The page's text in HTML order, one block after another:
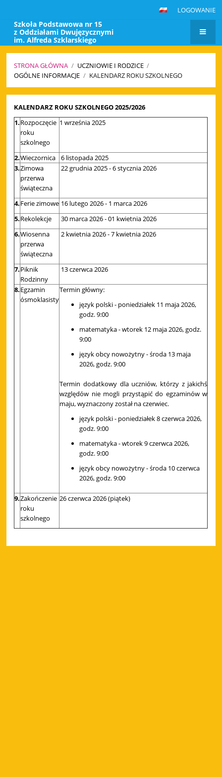
LOGOWANIE
Szkoła Podstawowa nr 15
z Oddziałami Dwujęzycznymi
im. Alfreda Szklarskiego
w Mysłowicach
STRONA GŁÓWNA / UCZNIOWIE I RODZICE /
OGÓLNE INFORMACJE / KALENDARZ ROKU SZKOLNEGO
roku
szkolnego
KALENDARZ ROKU SZKOLNEGO 2025/2026
1.Rozpoczęcie
roku
szkolnego
1 września 2025
2.Wieczornica
6 listopada 2025
3.Zimowa
przerwa
świąteczna
22 grudnia 2025 - 6 stycznia 2026
4.Ferie zimowe 16 lutego 2026 - 1 marca 2026
5.Rekolekcje
30 marca 2026 - 01 kwietnia 2026
6.Wiosenna
przerwa
świąteczna
2 kwietnia 2026 - 7 kwietnia 2026
7.Piknik
Rodzinny
13 czerwca 2026
8.Egzamin
ósmoklasisty
Termin główny:
język polski - poniedziałek 11 maja 2026,
godz. 9:00
matematyka - wtorek 12 maja 2026, godz.
9:00
język obcy nowożytny - środa 13 maja
2026, godz. 9:00
Termin dodatkowy dla uczniów, którzy z jakichś
względów nie mogli przystąpić do egzaminów w
maju, wyznaczony został na czerwiec.
język polski - poniedziałek 8 czerwca 2026,
godz. 9:00
matematyka - wtorek 9 czerwca 2026,
godz. 9:00
język obcy nowożytny - środa 10 czerwca
2026, godz. 9:00
9.Zakończenie
roku
szkolnego
26 czerwca 2026 (piątek)